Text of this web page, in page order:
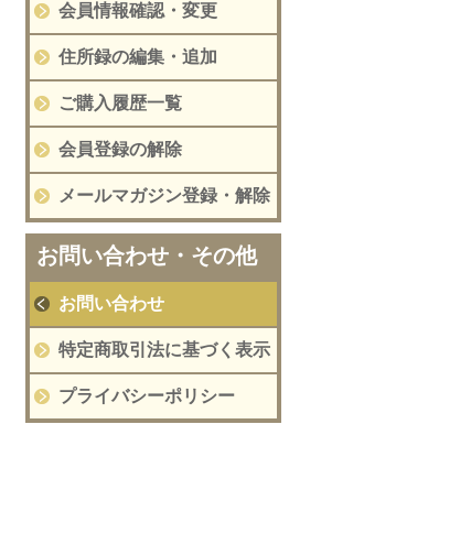
会員情報確認・変更
住所録の編集・追加
ご購入履歴一覧
会員登録の解除
メールマガジン登録・解除
お問い合わせ・その他
お問い合わせ
特定商取引法に基づく表示
プライバシーポリシー